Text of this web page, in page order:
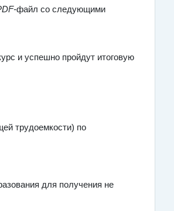
файл со следующими
и успешно пройдут итоговую
трудоемкости) по
для получения не